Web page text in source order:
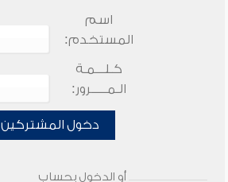
اسم
المستخدم:
كـلـــمـة
الـمـــــرور:
دخول المشتركين
أو الدخول بحساب